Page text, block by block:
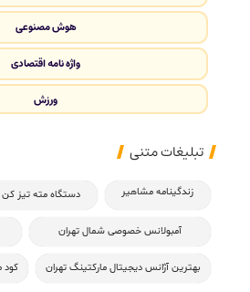
هوش مصنوعی
واژه نامه اقتصادی
ورزش
تبلیغات متنی
زندگینامه مشاهیر دستگاه مته تیز کن
آمبولانس خصوصی شمال تهران
بهترین آژانس دیجیتال مارکتینگ تهران کود